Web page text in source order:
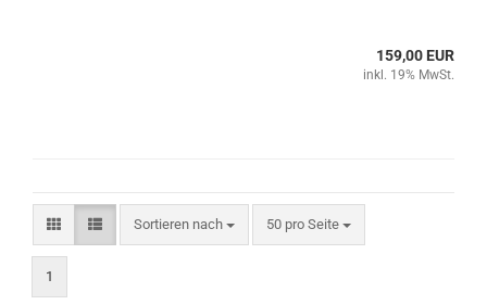
159,00 EUR
inkl. 19% MwSt.
Sortieren nach
Sortieren nach 50 pro Seite
pro Seite
1